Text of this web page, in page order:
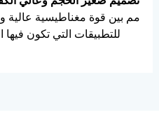
مم بين قوة مغناطيسية عالية
للتطبيقات التي تكون